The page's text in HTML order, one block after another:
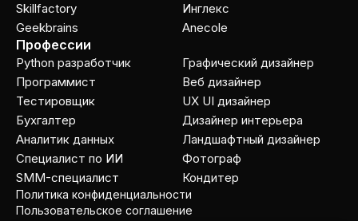
Skillfactory
Geekbrains
Инглекс
Anecole
Профессии
Python разработчик
Программист
Тестировщик
Бухгалтер
Аналитик данных
Специалист по ИИ
SMM-специалист
Графический дизайнер
Веб дизайнер
UX UI дизайнер
Дизайнер интерьера
Ландшафтный дизайнер
Фотограф
Кондитер
Пользовательское соглашение
Политика конфиденциальности